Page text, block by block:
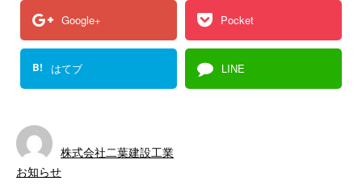
Google+ Pocket
B! はてブ LINE
株式会社二葉建設工業
お知らせ